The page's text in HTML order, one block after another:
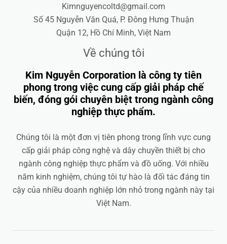
Kimnguyencoltd@gmail.com
Số 45 Nguyễn Văn Quá, P. Đông Hưng Thuận
Quận 12, Hồ Chí Minh, Việt Nam
Về chúng tôi
Kim Nguyễn Corporation là công ty tiên
phong trong việc cung cấp giải pháp chế
biến, đóng gói chuyên biệt trong ngành công
nghiệp thực phẩm.
Chúng tôi là một đơn vị tiên phong trong lĩnh vực cung
cấp giải pháp công nghệ và dây chuyền thiết bị cho
ngành công nghiệp thực phẩm và đồ uống. Với nhiều
năm kinh nghiệm, chúng tôi tự hào là đối tác đáng tin
cậy của nhiều doanh nghiệp lớn nhỏ trong ngành này tại
Việt Nam.